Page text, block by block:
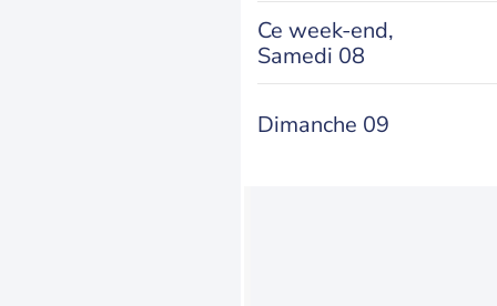
Ce week-end,
Samedi 08
Dimanche 09